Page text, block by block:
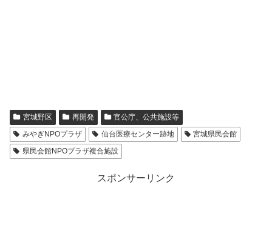
宮城野区 再開発
官公庁、公共施設等
みやぎNPOプラザ
仙台医療センター跡地
宮城県民会館
県民会館NPOプラザ複合施設
スポンサーリンク